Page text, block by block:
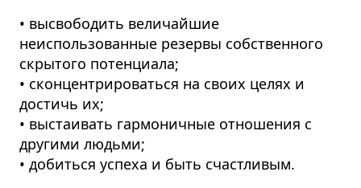
• высвободить величайшие
неиспользованные резервы собственного
скрытого потенциала;
• сконцентрироваться на своих целях и
достичь их;
• выстаивать гармоничные отношения с
другими людьми;
• добиться успеха и быть счастливым.